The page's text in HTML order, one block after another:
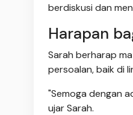
berdiskusi dan
Harapan
Sarah berharap
persoalan, baik di
"Semoga dengan
ujar Sarah.